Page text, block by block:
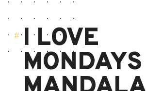
I LOVE
MONDAYS